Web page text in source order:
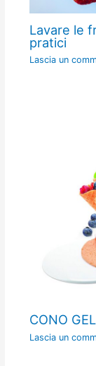
Lavare le
pratici
Lascia un
CONO
Lascia un